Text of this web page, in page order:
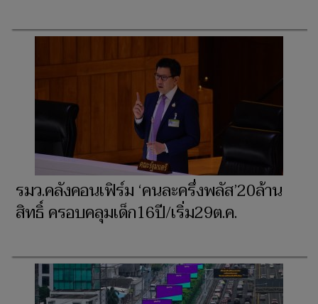
รมว.คลังคอนเฟิร์ม ‘คนละครึ่งพลัส’20ล้าน
สิทธิ์ ครอบคลุมเด็ก16ปี/เริ่ม29ต.ค.